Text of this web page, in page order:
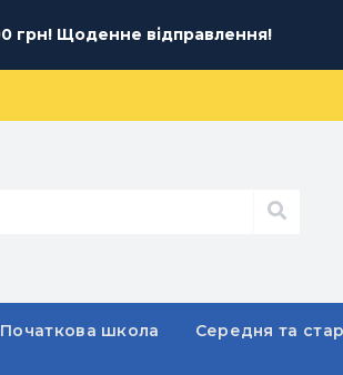
грн! Щоденне відправлення!
Початкова школа Середня та